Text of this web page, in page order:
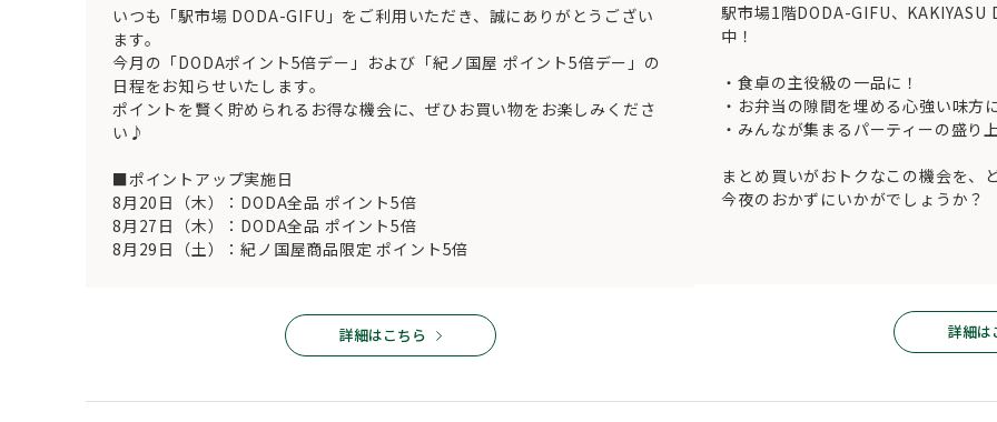
いつも「駅市場 DODA-GIFU」をご利用いただき、誠にありがとうござい
ます。
今月の「DODAポイント5倍デー」および「紀ノ国屋 ポイント5倍デー」の
日程をお知らせいたします。
ポイントを賢く貯められるお得な機会に、ぜひお買い物をお楽しみくださ
い♪
■ポイントアップ実施日
8月20日（木）：DODA全品 ポイント5倍
8月27日（木）：DODA全品 ポイント5倍
8月29日（土）：紀ノ国屋商品限定 ポイント5倍
詳細はこちら
駅市場1階DODA-GIFU、KAKIYASU
中！
・食卓の主役級の一品に！
・お弁当の隙間を埋める心強い味方
・みんなが集まるパーティーの盛り
まとめ買いがおトクなこの機会を
今夜のおかずにいかがでしょうか？
詳細は